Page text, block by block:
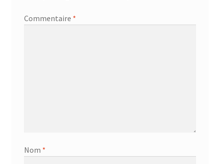
Commentaire *
Nom *